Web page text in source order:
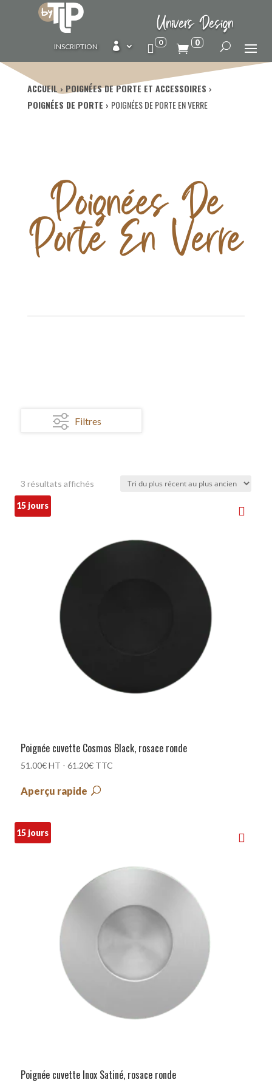
Univers Design
INSCRIPTION  0 0
ACCUEIL
POIGNÉES DE PORTE ET ACCESSOIRES
POIGNÉES DE PORTE
POIGNÉES DE PORTE EN VERRE
Poignées De
Porte En Verre
Filtres
3 résultats affichésTrié
au
15 jours
Poignée cuvette Cosmos Black, rosace ronde
51.00€ HT - 61.20€TTC
Aperçu rapide
15 jours
Poignée cuvette Inox Satiné, rosace ronde